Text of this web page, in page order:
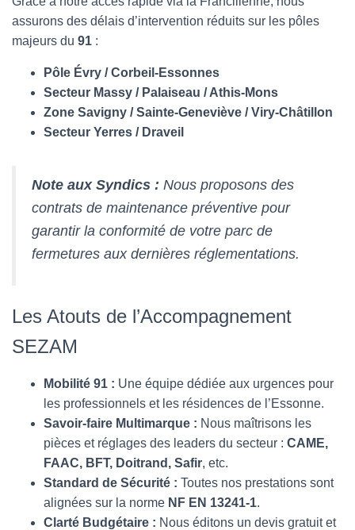
assurons des délais d’intervention réduits sur les pôles
majeurs du 91 :
Pôle Évry / Corbeil-Essonnes
Secteur Massy / Palaiseau / Athis-Mons
Zone Savigny / Sainte-Geneviève / Viry-Châtillon
Secteur Yerres / Draveil
Note aux Syndics : Nous proposons des
contrats de maintenance préventive pour
garantir la conformité de votre parc de
fermetures aux dernières réglementations.
Les Atouts de l’Accompagnement
SEZAM
Mobilité 91 : Une équipe dédiée aux urgences pour
les professionnels et les résidences de l’Essonne.
Savoir-faire Multimarque : Nous maîtrisons les
pièces et réglages des leaders du secteur : CAME,
FAAC, BFT, Doitrand, Safir, etc.
Standard de Sécurité : Toutes nos prestations sont
alignées sur la norme NF EN 13241-1.
Clarté Budgétaire : Nous éditons un devis gratuit et